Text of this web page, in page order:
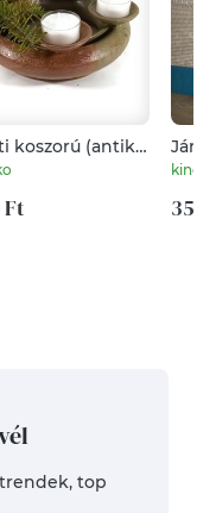
koszorú (antik-
Ft 35
top